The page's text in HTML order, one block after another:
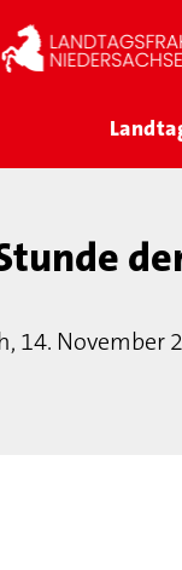
14. November